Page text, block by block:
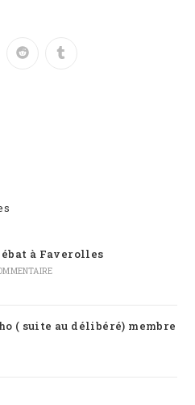
à Faverolles
( suite au délibéré) membre